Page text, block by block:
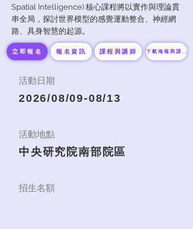
Spatial Intelligence) 核心課程將以實作與理論貫
串全局，探討世界模型的感覺運動整合、神經網
路、具身智慧的起源。
立即報名 報名資訊 課程與講師 下載海報與課表
​活動日期
​2026/08/09-08/13
​活動地點
中央研究院南部院區
招生名額